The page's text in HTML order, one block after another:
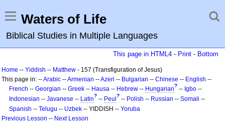
Waters of Life
Biblical Studies in Multiple Languages
This page in HTML4 - Print - Bottom
Home -- Yiddish -- Matthew - 157 (Transfiguration of Jesus)
This page in: --Arabic --Armenian --Azeri -- Bulgarian -- Chinese -- English --
French -- Georgian -- Greek -- Hausa -- Hebrew -- Hungarian? -- Igbo --
Indonesian -- Javanese -- Latin? -- Peul ? -- Polish -- Russian -- Somali --
Spanish -- Telugu -- Uzbek -- YIDDISH -- Yoruba
Previous Lesson -- Next Lesson